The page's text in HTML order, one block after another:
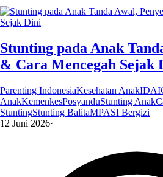
Stunting pada Anak
& Cara Mencegah Sejak
Parenting IndonesiaKesehatan AnakIDAI
AnakKemenkesPosyanduStunting Anak
StuntingStunting BalitaMPASI Bergizi
12 Juni 2026·